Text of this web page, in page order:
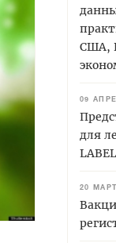
США,
09
для
LABEL
20